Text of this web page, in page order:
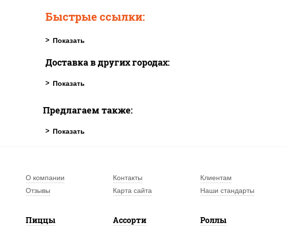
Быстрые ссылки:
Доставка в других городах:
Предлагаем также:
О компании Контакты Клиентам
Отзывы
Карта сайта Наши стандарты
Пиццы Ассорти Роллы